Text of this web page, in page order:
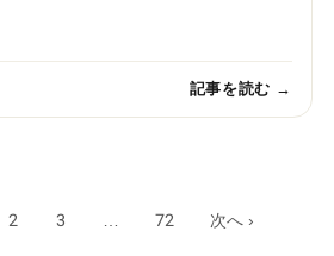
記事を読む →
2 3 72 次へ ›